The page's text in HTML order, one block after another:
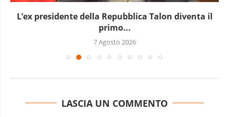
L’ex presidente della Repubblica Talon diventa il
primo...
7 Agosto 2026
LASCIA UN COMMENTO